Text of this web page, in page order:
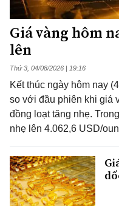
Giá vàng hôm
lên
Thứ 3, 04/08/2026 | 19:16
Kết thúc ngày hôm nay
so với đầu phiên khi giá
đồng loạt tăng nhẹ.
nhẹ lên 4.062,6 USD/